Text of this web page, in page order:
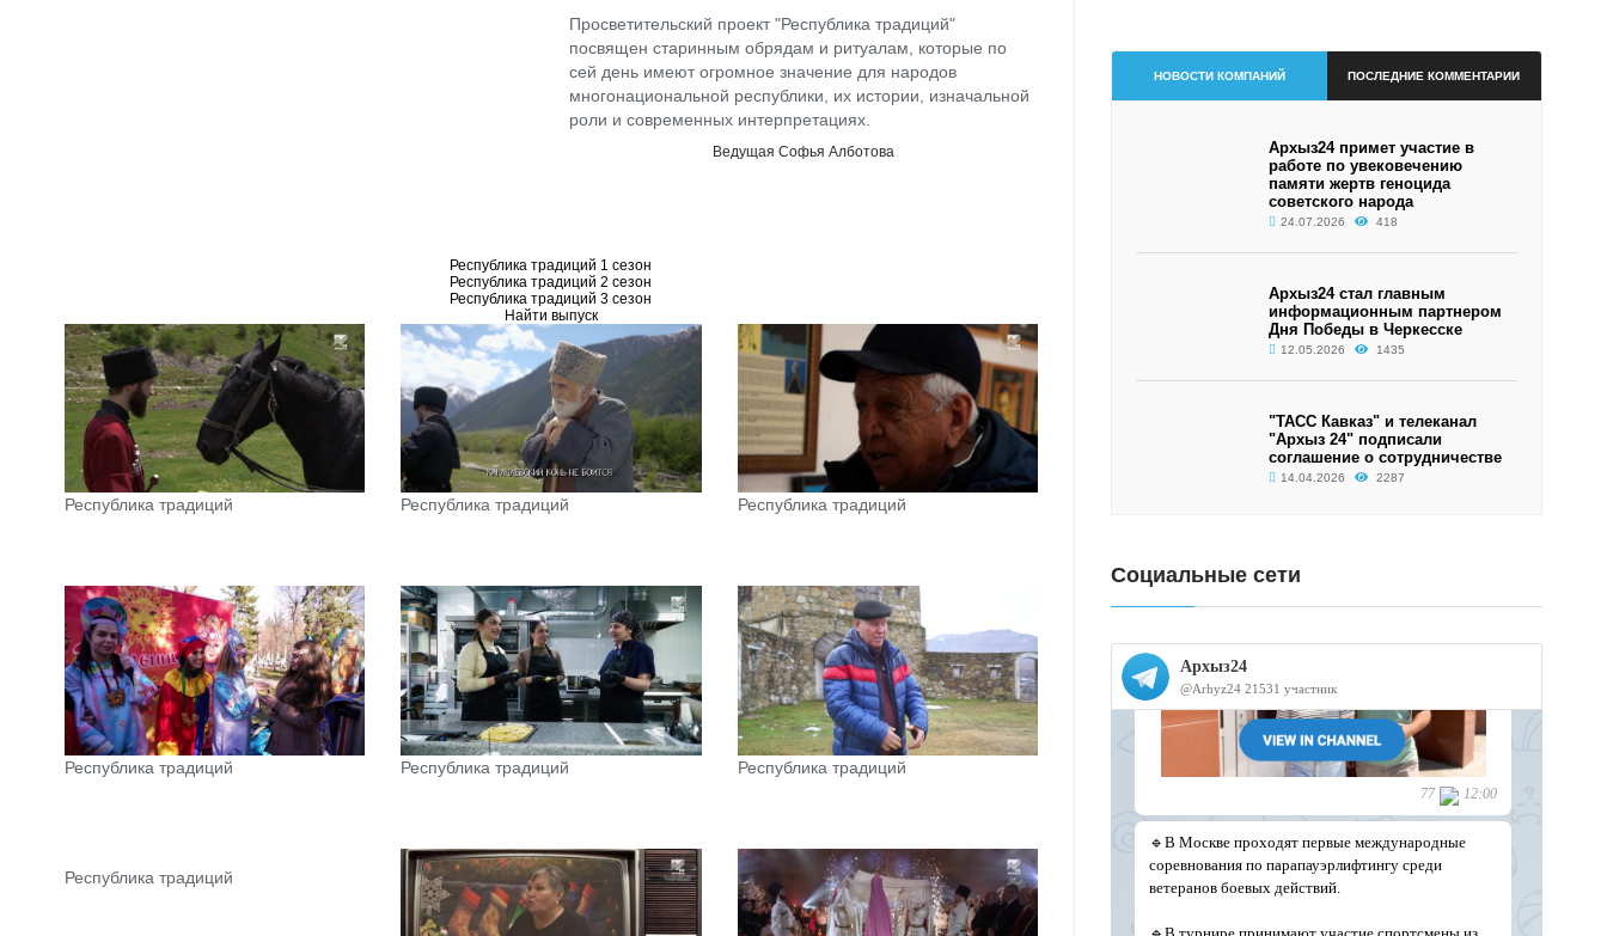
Просветительский проект "Республика традиций"
посвящен старинным обрядам и ритуалам, которые по
сей день имеют огромное значение для народов
многонациональной республики, их истории, изначальной
роли и современных интерпретациях.
Ведущая Софья Алботова
Республика традиций 1 сезон
Республика традиций 2 сезон
Республика традиций 3 сезон
Найти выпуск
Республика традиций Республика традиций Республика традиций
Республика традиций Республика традиций Республика традиций
Республика традиций
НОВОСТИ КОМПАНИЙ ПОСЛЕДНИЕ КОММЕНТАРИИ
Архыз24 примет участие в
работе по увековечению
памяти жертв геноцида
советского народа
24.07.2026 418
Архыз24 стал главным
информационным партнером
Дня Победы в Черкесске
12.05.2026 1435
"ТАСС Кавказ" и телеканал
"Архыз 24" подписали
соглашение о сотрудничестве
14.04.2026 2287
Социальные сети